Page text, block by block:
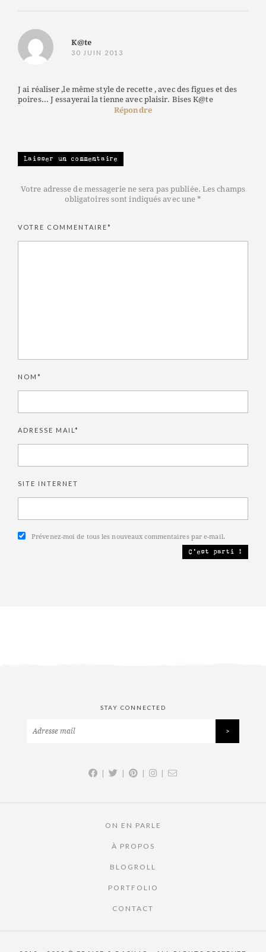
K@te
30 JUIN 2013
J ai réaliser ,le même style de recette , avec des figues et des
poires... J essayerai la tienne avec plaisir. Bises K@te
Répondre
Laisser un commentaire
Votre adresse de messagerie ne sera pas publiée. Les champs
obligatoires sont indiqués avec une *
VOTRE COMMENTAIRE*
NOM*
ADRESSE MAIL*
SITE INTERNET
Prévenez-moi de tous les nouveaux commentaires par e-mail.
STAY CONNECTED
| | | |
ON EN PARLE
À PROPOS
BLOGROLL
PORTFOLIO
CONTACT